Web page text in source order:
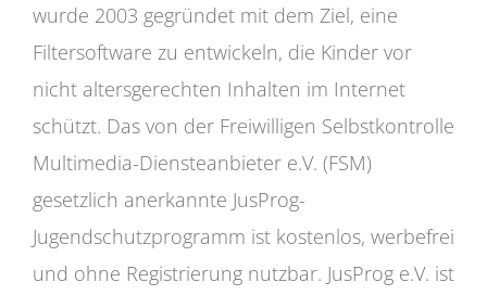
wurde 2003 gegründet mit dem Ziel, eine
Filtersoftware zu entwickeln, die Kinder vor
nicht altersgerechten Inhalten im Internet
schützt. Das von der Freiwilligen Selbstkontrolle
Multimedia-Diensteanbieter e.V. (FSM)
gesetzlich anerkannte JusProg-
Jugendschutzprogramm ist kostenlos, werbefrei
und ohne Registrierung nutzbar. JusProg e.V. ist